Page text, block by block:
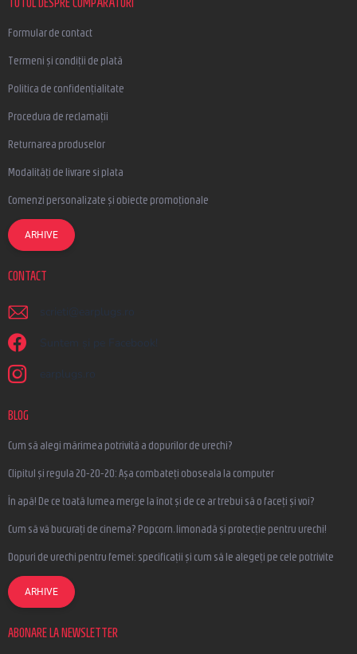
Formular de contact
Termeni și condiții de plată
Politica de confidențialitate
Procedura de reclamații
Returnarea produselor
Modalități de livrare si plata
Comenzi personalizate și obiecte promoționale
ARHIVE
CONTACT
scrieti @ earplugs.ro
Suntem și pe Facebook!
earplugs.ro
BLOG
Cum să alegi mărimea potrivită a dopurilor de urechi?
Clipitul și regula 20-20-20: Așa combateți oboseala la computer
În apă! De ce toată lumea merge la înot și de ce ar trebui să o faceți și voi?
Cum să vă bucurați de cinema? Popcorn, limonadă și protecție pentru urechi!
Dopuri de urechi pentru femei: specificații și cum să le alegeți pe cele potrivite
ARHIVE
ABONARE LA NEWSLETTER